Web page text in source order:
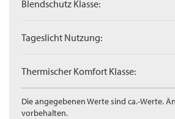
Blendschutz Klasse:
Tageslicht Nutzung:
Thermischer Komfort Klasse:
Die angegebenen Werte sind ca.-Werte.
vorbehalten.